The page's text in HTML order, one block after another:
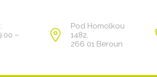
–
Pod Homolkou
1482,
266 01 Beroun